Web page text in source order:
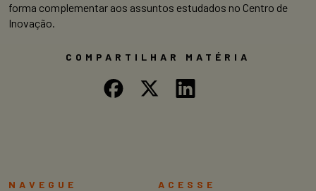
forma complementar aos assuntos estudados no Centro de
Inovação.
COMPARTILHAR MATÉRIA
NAVEGUE ACESSE